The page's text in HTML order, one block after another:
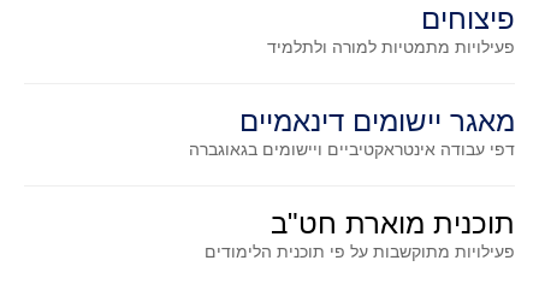
פונקצית הישר
פונקציה ריבועית
פונקצית השורש
פונקציה רציונאלית
בעיות קיצון
פיצוחים
פעילויות מתמטיות למורה ולתלמיד
מאגר יישומים דינאמיים
דפי עבודה אינטראקטיביים ויישומים בגאוגברה
תוכנית מוארת חט"ב
פעילויות מתוקשבות על פי תוכנית הלימודים